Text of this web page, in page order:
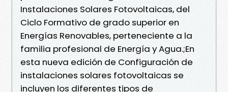
Instalaciones Solares Fotovoltaicas, del
Ciclo Formativo de grado superior en
Energías Renovables, perteneciente a la
familia profesional de Energía y Agua.;En
esta nueva edición de Configuración de
instalaciones solares fotovoltaicas se
incluyen los diferentes tipos de